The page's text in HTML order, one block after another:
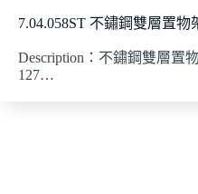
7.04.058ST 不鏽鋼雙層置物
Description：不鏽鋼雙層置
127…